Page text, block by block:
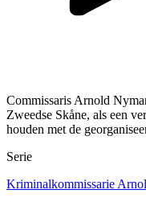
Commissaris Arnold
Zweedse Skåne, als een
houden met de
Serie
Kriminalkommissarie